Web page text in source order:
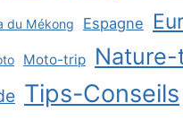
du Mékong Espagne
Moto-trip
Tips-Conseils